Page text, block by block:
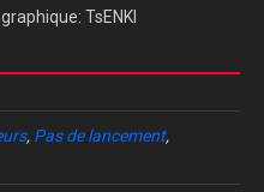
TsENKI
, Pas de lancement,